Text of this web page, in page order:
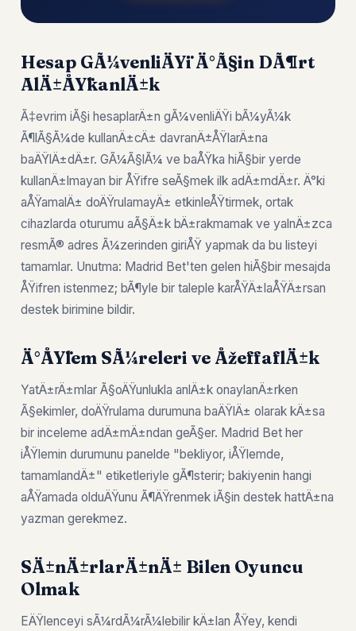
Hesap GÃ¼venliÄŸi Ä°Ã§in DÃ¶rt
AlÄ±ÅŸkanlÄ±k
Ã‡evrim iÃ§i hesaplarÄ±n gÃ¼venliÄŸi bÃ¼yÃ¼k
Ã¶lÃ§Ã¼de kullanÄ±cÄ± davranÄ±ÅŸlarÄ±na
baÄŸlÄ±dÄ±r. GÃ¼Ã§lÃ¼ ve baÅŸka hiÃ§bir yerde
kullanÄ±lmayan bir ÅŸifre seÃ§mek ilk adÄ±mdÄ±r. Ä°ki
aÅŸamalÄ± doÄŸrulamayÄ± etkinleÅŸtirmek, ortak
cihazlarda oturumu aÃ§Ä±k bÄ±rakmamak ve yalnÄ±zca
resmÃ® adres Ã¼zerinden giriÅŸ yapmak da bu listeyi
tamamlar. Unutma: Madrid Bet'ten gelen hiÃ§bir mesajda
ÅŸifren istenmez; bÃ¶yle bir taleple karÅŸÄ±laÅŸÄ±rsan
destek birimine bildir.
Ä°ÅŸlem SÃ¼releri ve ÅžeffaflÄ±k
YatÄ±rÄ±mlar Ã§oÄŸunlukla anlÄ±k onaylanÄ±rken
Ã§ekimler, doÄŸrulama durumuna baÄŸlÄ± olarak kÄ±sa
bir inceleme adÄ±mÄ±ndan geÃ§er. Madrid Bet her
iÅŸlemin durumunu panelde "bekliyor, iÅŸlemde,
tamamlandÄ±" etiketleriyle gÃ¶sterir; bakiyenin hangi
aÅŸamada olduÄŸunu Ã¶ÄŸrenmek iÃ§in destek hattÄ±na
yazman gerekmez.
SÄ±nÄ±rlarÄ±nÄ± Bilen Oyuncu
Olmak
EÄŸlenceyi sÃ¼rdÃ¼rÃ¼lebilir kÄ±lan ÅŸey, kendi